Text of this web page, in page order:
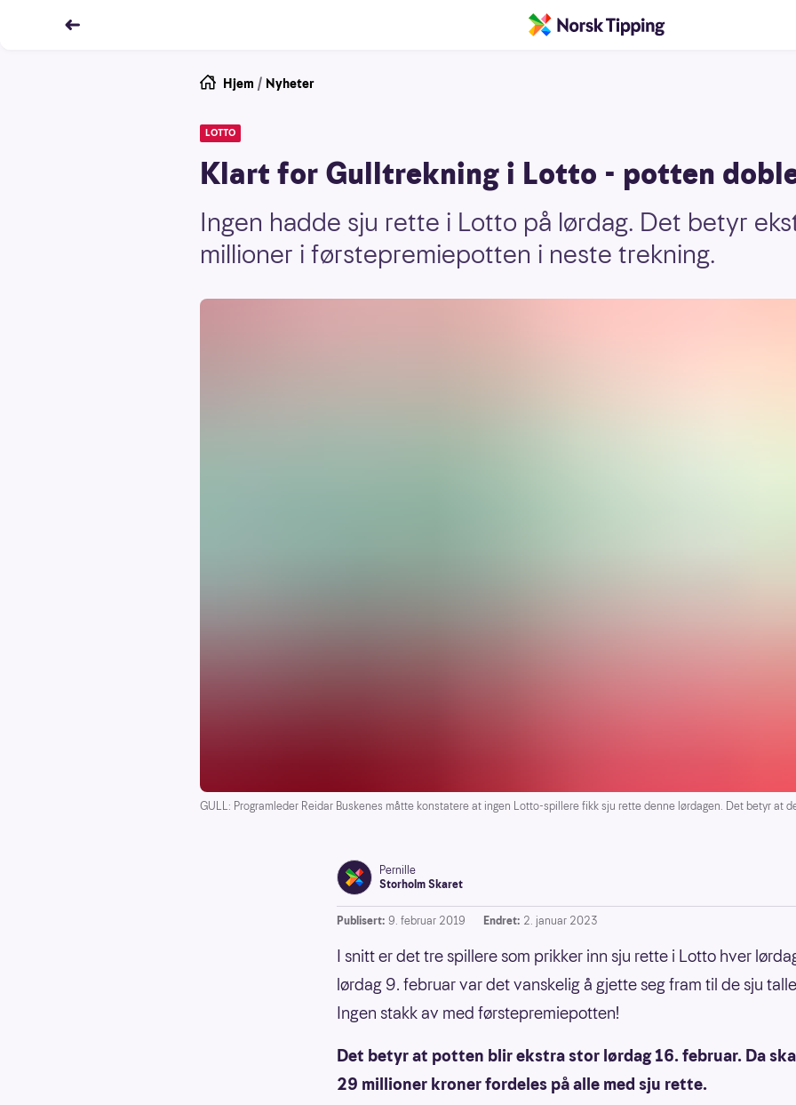
Hjem / Nyheter
LOTTO
Klart for Gulltrekning i Lotto - potten
Ingen hadde sju rette i Lotto på lørdag. Det betyr
millioner i førstepremiepotten i neste trekning.
GULL: Programleder Reidar Buskenes måtte konstatere at ingen Lotto-spillere fikk sju rette denne lørdagen. Det betyr at
Pernille
Storholm Skaret
Publisert: 9. februar 2019 Endret: 2. januar 2023
I snitt er det tre spillere som prikker inn sju rette i Lotto hver
lørdag 9. februar var det vanskelig å gjette seg fram til de sju
Ingen stakk av med førstepremiepotten!
Det betyr at potten blir ekstra stor lørdag 16. februar. Da
29 millioner kroner fordeles på alle med sju rette.